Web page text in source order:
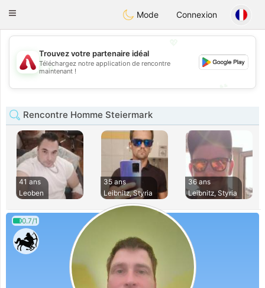
ÖsterreichChat
Toggle
Mode Connexion
💖
💕
Trouvez votre partenaire idéal
Téléchargez notre application de rencontre
maintenant !
Rencontre Homme Steiermark
41 ans
Leoben
35 ans
Leibnitz, Styria
36 ans
Leibnitz, Styria
0.7/1